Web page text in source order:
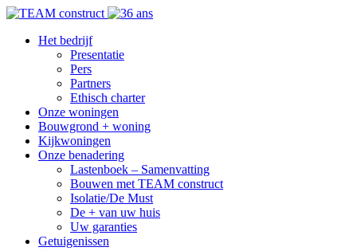
Het bedrijf
Presentatie
Pers
Partners
Ethisch charter
Onze woningen
Bouwgrond + woning
Kijkwoningen
Onze benadering
Lastenboek – Samenvatting
Bouwen met TEAM construct
Isolatie/De Must
De + van uw huis
Uw garanties
Getuigenissen